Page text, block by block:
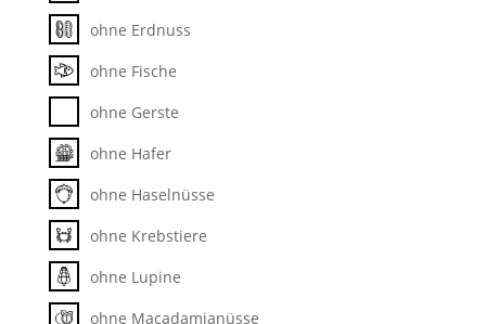
ohne Erdnuss
ohne Fische
ohne Gerste
ohne Hafer
ohne Haselnüsse
ohne Krebstiere
ohne Lupine
ohne Macadamianüsse